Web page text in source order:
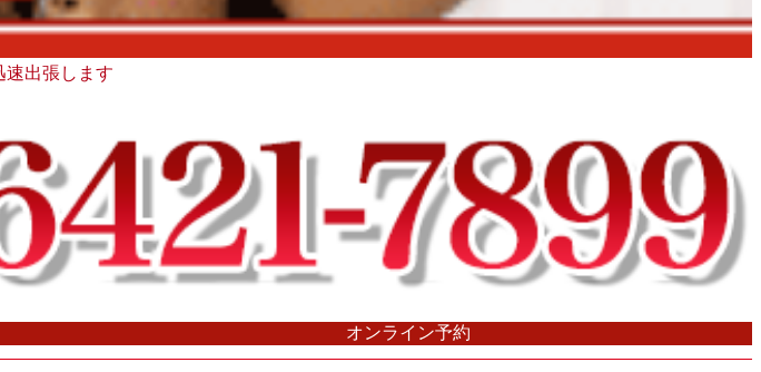
速出張します
オンライン予約